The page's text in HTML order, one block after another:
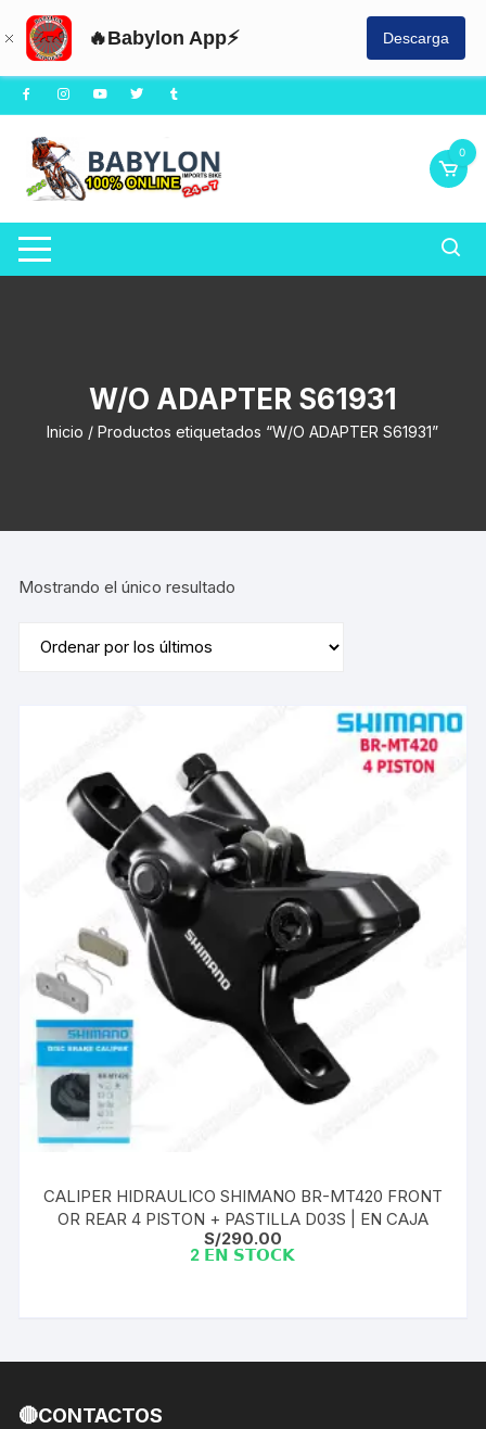
🔥Babylon App⚡ Descarga
Saltar
al
contenido
0
W/O ADAPTER S61931
Inicio / Productos etiquetados “W/O ADAPTER S61931”
Mostrando el único resultado
CALIPER HIDRAULICO SHIMANO BR-MT420 FRONT
OR REAR 4 PISTON + PASTILLA D03S | EN CAJA
S/290.00
2 𝗘𝗡 𝗦𝗧𝗢𝗖𝗞
🔴CONTACTOS